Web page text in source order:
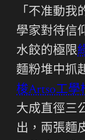
「不准動
學家對待信
水餃的極限
麵粉堆中抓
梭Artso工學
大成直徑三
出，兩張麵